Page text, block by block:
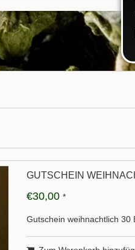
GUTSCHEIN
€30,00 *
Gutschein weihnachtlich 30